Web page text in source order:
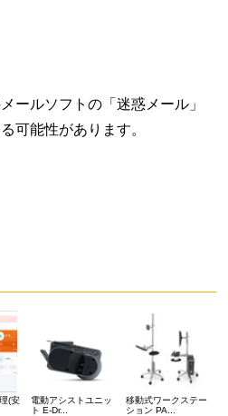
ールソフトの「迷惑メール」
可能性があります。
(安
電動アシストユニッ
ト E-Dr...
移動式ワークステー
ション PA...